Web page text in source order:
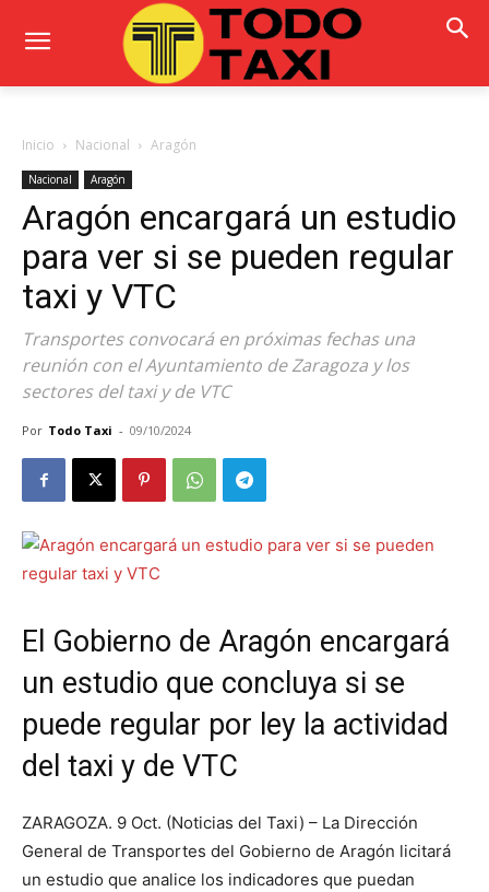
Inicio Nacional Aragón
Nacional Aragón
Aragón encargará un estudio
para ver si se pueden regular
taxi y VTC
Transportes convocará en próximas fechas una
reunión con el Ayuntamiento de Zaragoza y los
sectores del taxi y de VTC
Por Todo Taxi - 09/10/2024
El Gobierno de Aragón encargará
un estudio que concluya si se
puede regular por ley la actividad
del taxi y de VTC
ZARAGOZA. 9 Oct. (Noticias del Taxi) – La Dirección
General de Transportes del Gobierno de Aragón licitará
un estudio que analice los indicadores que puedan